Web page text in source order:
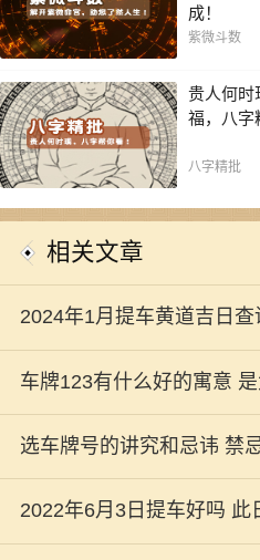
成！
紫微斗数
贵人何时
福，八字
八字精批
相关文章
2024年1月提车黄道吉日
车牌123有什么好的寓意
号
选车牌号的讲究和忌讳 禁
2022年6月3日提车好吗 此